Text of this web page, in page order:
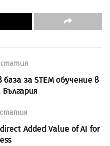
за STEM обучение в
Added Value of AI for